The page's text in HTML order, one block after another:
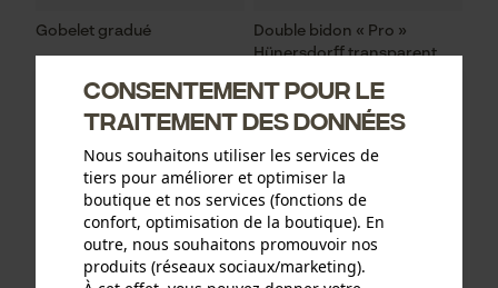
Gobelet gradué
Double bidon « Pro »
Hünersdorff transparent
Consentement pour le
traitement des données
Nous souhaitons utiliser les services de
tiers pour améliorer et optimiser la
boutique et nos services (fonctions de
confort, optimisation de la boutique). En
outre, nous souhaitons promouvoir nos
produits (réseaux sociaux/marketing).